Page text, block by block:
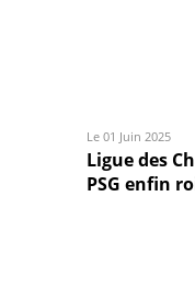
Le 01 Juin 2025
Ligue des
PSG enfin